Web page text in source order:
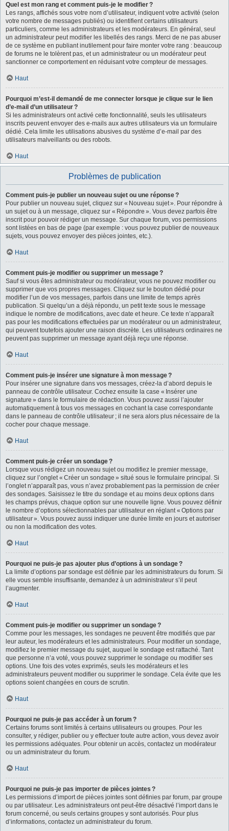
Quel est mon rang et comment puis-je le modifier ?
Les rangs, affichés sous votre nom d’utilisateur, indiquent votre activité (selon
votre nombre de messages publiés) ou identifient certains utilisateurs
particuliers, comme les administrateurs et les modérateurs. En général, seul
un administrateur peut modifier les libellés des rangs. Merci de ne pas abuser
de ce système en publiant inutilement pour faire monter votre rang : beaucoup
de forums ne le tolèrent pas, et un administrateur ou un modérateur peut
sanctionner ce comportement en réduisant votre compteur de messages.
Haut
Pourquoi m’est-il demandé de me connecter lorsque je clique sur le lien
d’e-mail d’un utilisateur ?
Si les administrateurs ont activé cette fonctionnalité, seuls les utilisateurs
inscrits peuvent envoyer des e-mails aux autres utilisateurs via un formulaire
dédié. Cela limite les utilisations abusives du système d’e-mail par des
utilisateurs malveillants ou des robots.
Haut
Problèmes de publication
Comment puis-je publier un nouveau sujet ou une réponse ?
Pour publier un nouveau sujet, cliquez sur « Nouveau sujet ». Pour répondre à
un sujet ou à un message, cliquez sur « Répondre ». Vous devez parfois être
inscrit pour pouvoir rédiger un message. Sur chaque forum, vos permissions
sont listées en bas de page (par exemple : vous pouvez publier de nouveaux
sujets, vous pouvez envoyer des pièces jointes, etc.).
Haut
Comment puis-je modifier ou supprimer un message ?
Sauf si vous êtes administrateur ou modérateur, vous ne pouvez modifier ou
supprimer que vos propres messages. Cliquez sur le bouton dédié pour
modifier l’un de vos messages, parfois dans une limite de temps après
publication. Si quelqu’un a déjà répondu, un petit texte sous le message
indique le nombre de modifications, avec date et heure. Ce texte n’apparaît
pas pour les modifications effectuées par un modérateur ou un administrateur,
qui peuvent toutefois ajouter une raison discrète. Les utilisateurs ordinaires ne
peuvent pas supprimer un message ayant déjà reçu une réponse.
Haut
Comment puis-je insérer une signature à mon message ?
Pour insérer une signature dans vos messages, créez-la d’abord depuis le
panneau de contrôle utilisateur. Cochez ensuite la case « Insérer une
signature » dans le formulaire de rédaction. Vous pouvez aussi l’ajouter
automatiquement à tous vos messages en cochant la case correspondante
dans le panneau de contrôle utilisateur ; il ne sera alors plus nécessaire de la
cocher pour chaque message.
Haut
Comment puis-je créer un sondage ?
Lorsque vous rédigez un nouveau sujet ou modifiez le premier message,
cliquez sur l’onglet « Créer un sondage » situé sous le formulaire principal. Si
l’onglet n’apparaît pas, vous n’avez probablement pas la permission de créer
des sondages. Saisissez le titre du sondage et au moins deux options dans
les champs prévus, chaque option sur une nouvelle ligne. Vous pouvez définir
le nombre d’options sélectionnables par utilisateur en réglant « Options par
utilisateur ». Vous pouvez aussi indiquer une durée limite en jours et autoriser
ou non la modification des votes.
Haut
Pourquoi ne puis-je pas ajouter plus d’options à un sondage ?
La limite d’options par sondage est définie par les administrateurs du forum. Si
elle vous semble insuffisante, demandez à un administrateur s’il peut
l’augmenter.
Haut
Comment puis-je modifier ou supprimer un sondage ?
Comme pour les messages, les sondages ne peuvent être modifiés que par
leur auteur, les modérateurs et les administrateurs. Pour modifier un sondage,
modifiez le premier message du sujet, auquel le sondage est rattaché. Tant
que personne n’a voté, vous pouvez supprimer le sondage ou modifier ses
options. Une fois des votes exprimés, seuls les modérateurs et les
administrateurs peuvent modifier ou supprimer le sondage. Cela évite que les
options soient changées en cours de scrutin.
Haut
Pourquoi ne puis-je pas accéder à un forum ?
Certains forums sont limités à certains utilisateurs ou groupes. Pour les
consulter, y rédiger, publier ou y effectuer toute autre action, vous devez avoir
les permissions adéquates. Pour obtenir un accès, contactez un modérateur
ou un administrateur du forum.
Haut
Pourquoi ne puis-je pas importer de pièces jointes ?
Les permissions d’import de pièces jointes sont définies par forum, par groupe
ou par utilisateur. Les administrateurs ont peut-être désactivé l’import dans le
forum concerné, ou seuls certains groupes y sont autorisés. Pour plus
d’informations, contactez un administrateur du forum.